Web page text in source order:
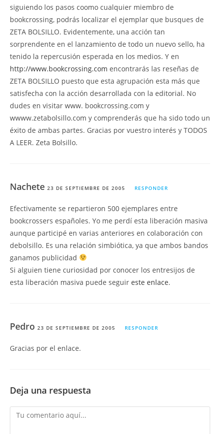
siguiendo los pasos coomo cualquier miembro de
bookcrossing, podrás localizar el ejemplar que busques de
ZETA BOLSILLO. Evidentemente, una acción tan
sorprendente en el lanzamiento de todo un nuevo sello, ha
tenido la repercusión esperada en los medios. Y en
http://www.bookcrossing.com encontrarás las reseñas de
ZETA BOLSILLO puesto que esta agrupación esta más que
satisfecha con la acción desarrollada con la editorial. No
dudes en visitar www. bookcrossing.com y
wwww.zetabolsillo.com y comprenderás que ha sido todo un
éxito de ambas partes. Gracias por vuestro interés y TODOS
A LEER. Zeta Bolsillo.
Nachete 23 DE SEPTIEMBRE DE 2005 RESPONDER
Efectivamente se repartieron 500 ejemplares entre
bookcrossers españoles. Yo me perdí esta liberación masiva
aunque participé en varias anteriores en colaboración con
debolsillo. Es una relación simbiótica, ya que ambos bandos
ganamos publicidad
Si alguien tiene curiosidad por conocer los entresijos de
esta liberación masiva puede seguir este enlace.
Pedro 23 DE SEPTIEMBRE DE 2005 RESPONDER
Gracias por el enlace.
Deja una respuesta
Comentario